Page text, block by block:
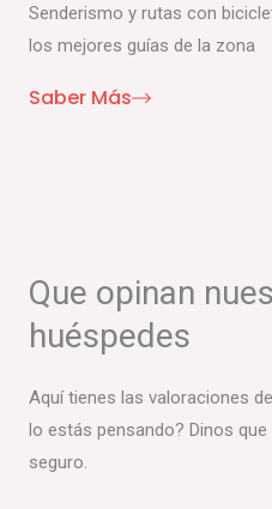
Senderismo y rutas con
los mejores guías de la zona
Saber Más
Que opinan
huéspedes
Aquí tienes las valoraciones
lo estás pensando? Dinos
seguro.